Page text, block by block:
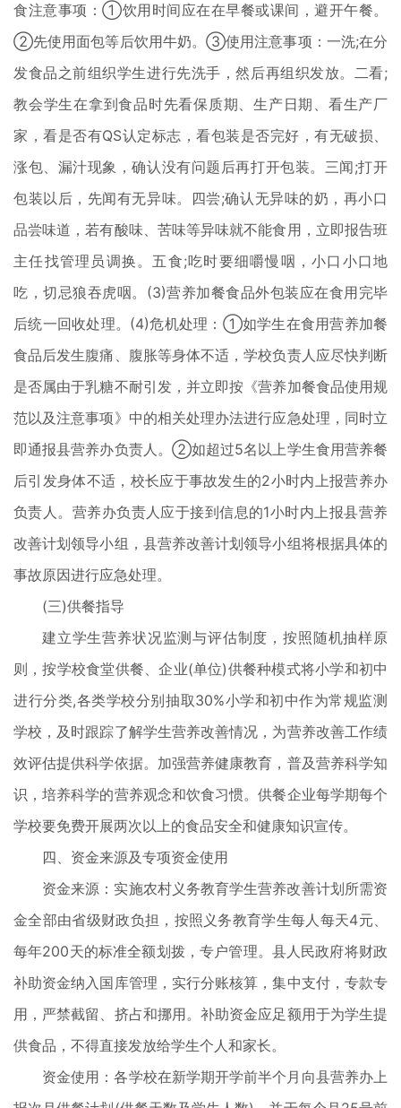
食注意事项：①饮用时间应在在早餐或课间，避开午餐。
②先使用面包等后饮用牛奶。③使用注意事项：一洗;在分
发食品之前组织学生进行先洗手，然后再组织发放。二看;
教会学生在拿到食品时先看保质期、生产日期、看生产厂
家，看是否有QS认定标志，看包装是否完好，有无破损、
涨包、漏汁现象，确认没有问题后再打开包装。三闻;打开
包装以后，先闻有无异味。四尝;确认无异味的奶，再小口
品尝味道，若有酸味、苦味等异味就不能食用，立即报告班
主任找管理员调换。五食;吃时要细嚼慢咽，小口小口地
吃，切忌狼吞虎咽。(3)营养加餐食品外包装应在食用完毕
后统一回收处理。(4)危机处理：①如学生在食用营养加餐
食品后发生腹痛、腹胀等身体不适，学校负责人应尽快判断
是否属由于乳糖不耐引发，并立即按《营养加餐食品使用规
范以及注意事项》中的相关处理办法进行应急处理，同时立
即通报县营养办负责人。②如超过5名以上学生食用营养餐
后引发身体不适，校长应于事故发生的2小时内上报营养办
负责人。营养办负责人应于接到信息的1小时内上报县营养
改善计划领导小组，县营养改善计划领导小组将根据具体的
事故原因进行应急处理。
(三)供餐指导
建立学生营养状况监测与评估制度，按照随机抽样原
则，按学校食堂供餐、企业(单位)供餐种模式将小学和初中
进行分类,各类学校分别抽取30%小学和初中作为常规监测
学校，及时跟踪了解学生营养改善情况，为营养改善工作绩
效评估提供科学依据。加强营养健康教育，普及营养科学知
识，培养科学的营养观念和饮食习惯。供餐企业每学期每个
学校要免费开展两次以上的食品安全和健康知识宣传。
四、资金来源及专项资金使用
资金来源：实施农村义务教育学生营养改善计划所需资
金全部由省级财政负担，按照义务教育学生每人每天4元、
每年200天的标准全额划拨，专户管理。县人民政府将财政
补助资金纳入国库管理，实行分账核算，集中支付，专款专
用，严禁截留、挤占和挪用。补助资金应足额用于为学生提
供食品，不得直接发放给学生个人和家长。
资金使用：各学校在新学期开学前半个月向县营养办上